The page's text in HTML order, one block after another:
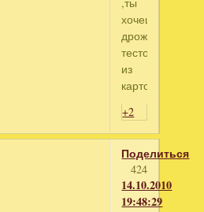
хочешь
дрожжевое
тесто
из
картофеля?
+2
Поделиться
424
14.10.2010
19:48:29